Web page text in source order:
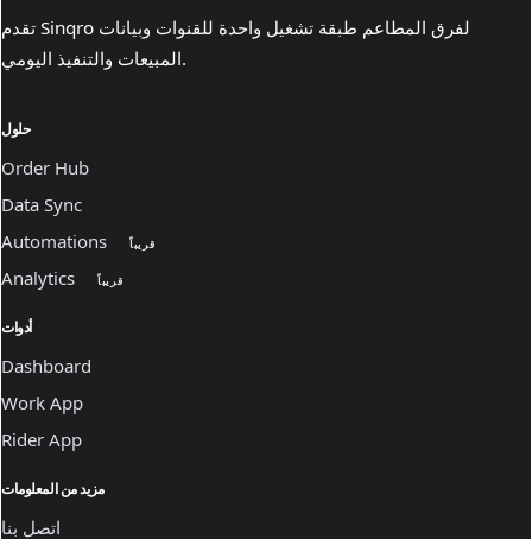
تقدم Sinqro لفرق المطاعم طبقة تشغيل واحدة للقنوات وبيانات
المبيعات والتنفيذ اليومي.
حلول
Order Hub
Data Sync
Automations
قريباً
Analytics قريباً
أدوات
Dashboard
Work App
Rider App
مزيد من المعلومات
اتصل بنا